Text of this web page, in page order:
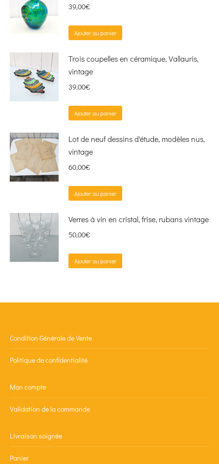
39,00€
Ajouter au panier
Trois coupelles en céramique, Vallauris,
vintage
39,00€
Ajouter au panier
Lot de neuf dessins d'étude, modèles nus,
vintage
60,00€
Ajouter au panier
Verres à vin en cristal, frise, rubans vintage
50,00€
Ajouter au panier
Condition Générale de Vente
Politique de confidentialité
Mon compte
Validation de la commande
Livraison soignée
Panier